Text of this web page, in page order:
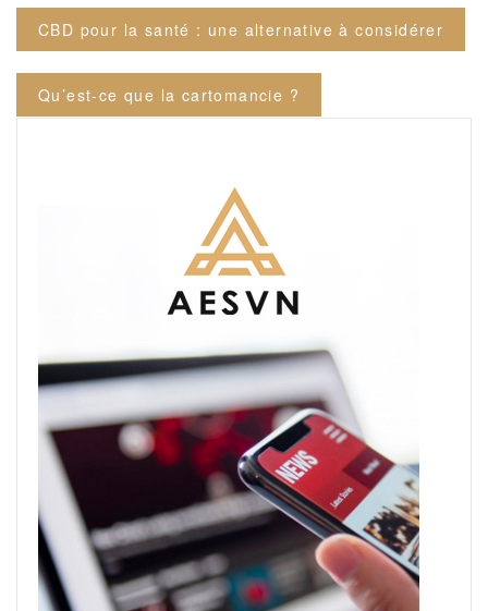
Navigation
de
l’article
CBD pour la santé : une alternative à considérer
Qu’est-ce que la cartomancie ?